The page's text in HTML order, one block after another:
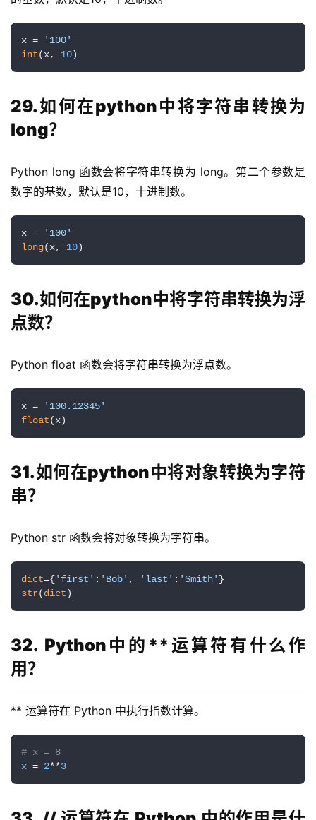
x =
'100'
int(x, 10)
29.如何在python中将字符串转换为
long？
Python long 函数会将字符串转换为 long。第二个参数是
数字的基数，默认是10，十进制数。
x =
'100'
long(x, 10)
30.如何在python中将字符串转换为浮
点数？
Python float 函数会将字符串转换为浮点数。
x =
'100.12345'
float(x)
31.如何在python中将对象转换为字符
串？
Python str 函数会将对象转换为字符串。
dict={'first' : 'Bob' , 'last' : 'Smith'
str(dict)
32. Python中的**运算符有什么作
用？
** 运算符在 Python 中执行指数计算。
# x = 8
x = 2**3